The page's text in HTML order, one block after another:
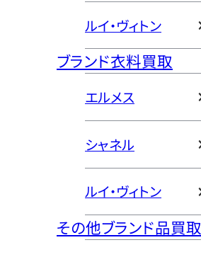
ルイ・ヴィトン
ブランド衣料買取
エルメス
シャネル
ルイ・ヴィトン
その他ブランド品買取